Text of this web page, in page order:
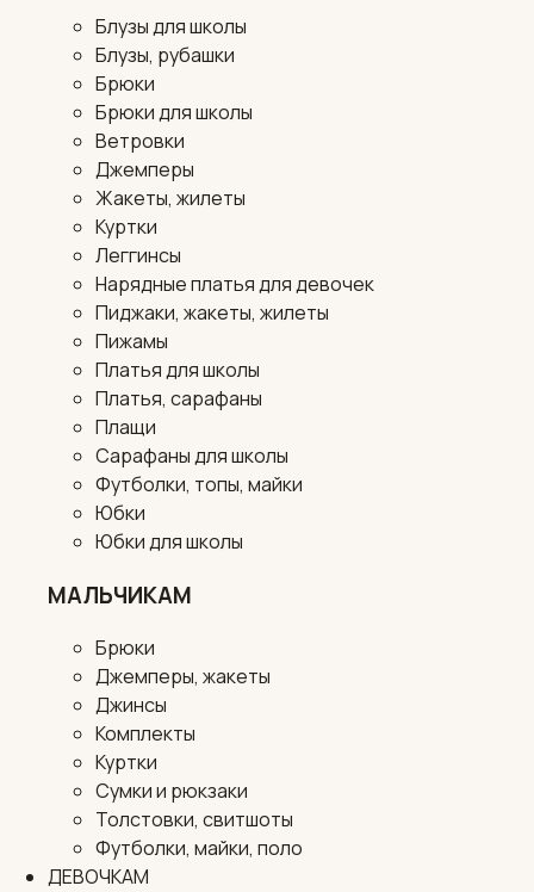
Блузы для школы
Блузы, рубашки
Брюки
Брюки для школы
Ветровки
Джемперы
Жакеты, жилеты
Куртки
Леггинсы
Нарядные платья для девочек
Пиджаки, жакеты, жилеты
Пижамы
Платья для школы
Платья, сарафаны
Плащи
Сарафаны для школы
Футболки, топы, майки
Юбки
Юбки для школы
МАЛЬЧИКАМ
Брюки
Джемперы, жакеты
Джинсы
Комплекты
Куртки
Сумки и рюкзаки
Толстовки, свитшоты
Футболки, майки, поло
ДЕВОЧКАМ